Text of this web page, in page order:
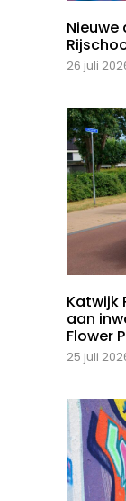
26 juli
Katwijk
aan
Flower
25 juli